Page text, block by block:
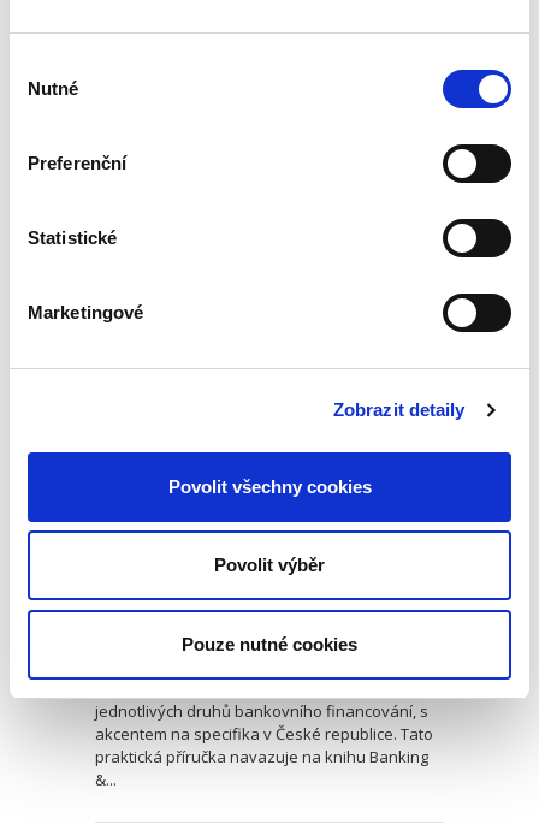
souhlasu
Nutné
Preferenční
Statistické
Marketingové
Zobrazit detaily
Povolit všechny cookies
Povolit výběr
Pouze nutné cookies
zaměřují na klíčové instituty individuálních
Banking & Finance.
druhů financování
790,00 Kč
jednotlivých druhů bankovního financování, s
akcentem na specifika v České republice. Tato
praktická příručka navazuje na knihu Banking
&...